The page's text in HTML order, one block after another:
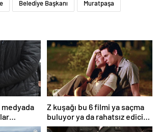
Belediye Başkanı Muratpaşa
medyada
Z kuşağı bu 6 filmi ya saçma
buluyor ya da rahatsız edici
ve toksik!